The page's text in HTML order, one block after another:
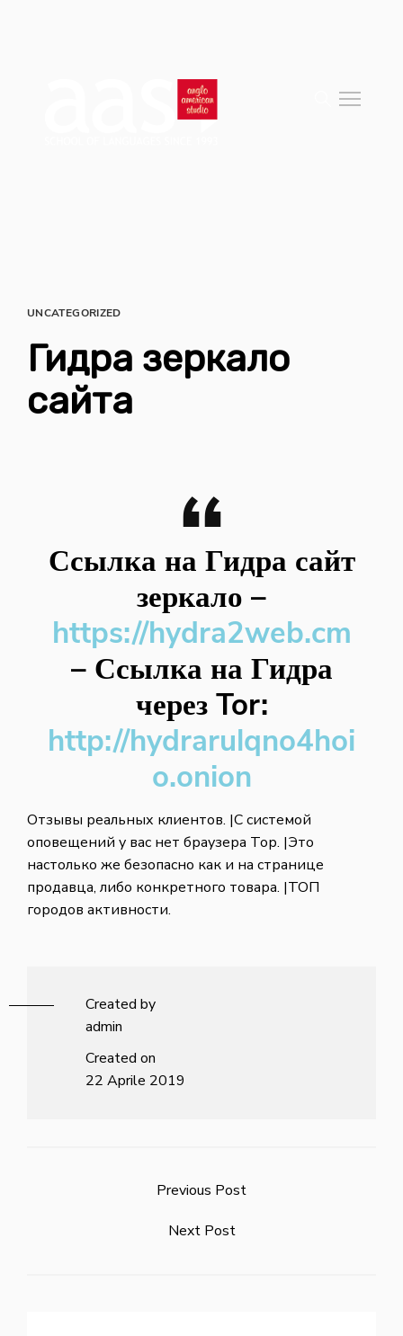
UNCATEGORIZED
Гидра зеркало
сайта
Ссылка на Гидра сайт
зеркало –
https://hydra2web.cm
– Ссылка на Гидра
через Tor:
http://hydrarulqno4hoi
o.onion
Отзывы реальных клиентов. |С системой
оповещений у вас нет браузера Тор. |Это
настолько же безопасно как и на странице
продавца, либо конкретного товара. |ТОП
городов активности.
Created by
admin
Created on
22 Aprile 2019
Previous Post
Next Post